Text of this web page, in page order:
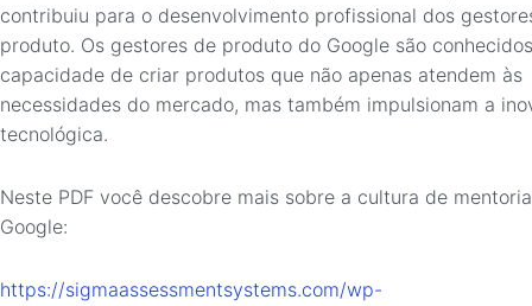
contribuiu para o desenvolvimento profissional dos
produto. Os gestores de produto do Google são
capacidade de criar produtos que não apenas atendem às
necessidades do mercado, mas também impulsionam a
tecnológica.
Neste PDF você descobre mais sobre a cultura de
Google:
https://sigmaassessmentsystems.com/wp-